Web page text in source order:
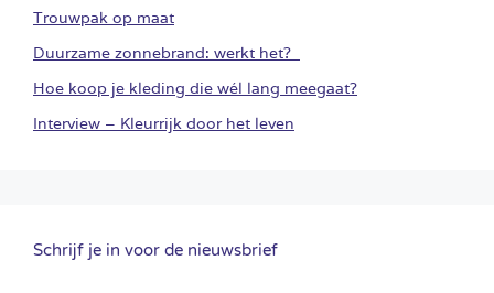
Trouwpak op maat
Duurzame zonnebrand: werkt het?
Hoe koop je kleding die wél lang meegaat?
Interview – Kleurrijk door het leven
Schrijf je in voor de nieuwsbrief